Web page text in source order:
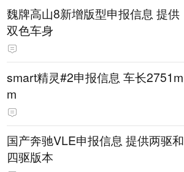
魏牌高山8新增版型申报信息 提供
双色车身
smart精灵#2申报信息 车长2751m
m
国产奔驰VLE申报信息 提供两驱和
四驱版本